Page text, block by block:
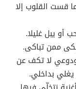
قست القلوب إلا
أو يبل غليلا.
ممن تباكى.
لا تكف عن
بداخلي.